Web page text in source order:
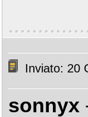
Inviato: 20
sonnyx